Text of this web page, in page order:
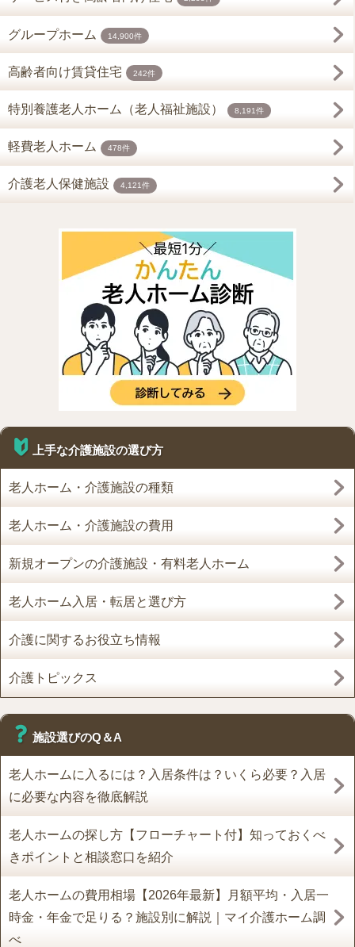
グループホーム 14,900件
高齢者向け賃貸住宅 242件
特別養護老人ホーム（老人福祉施設） 8,191件
軽費老人ホーム 478件
介護老人保健施設 4,121件
上手な介護施設の選び方
老人ホーム・介護施設の種類
老人ホーム・介護施設の費用
新規オープンの介護施設・有料老人ホーム
老人ホーム入居・転居と選び方
介護に関するお役立ち情報
介護トピックス
施設選びのQ＆A
老人ホームに入るには？入居条件は？いくら必要？入居
に必要な内容を徹底解説
老人ホームの探し方【フローチャート付】知っておくべ
きポイントと相談窓口を紹介
老人ホームの費用相場【2026年最新】月額平均・入居一
時金・年金で足りる？施設別に解説｜マイ介護ホーム調
べ